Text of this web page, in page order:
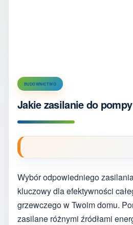
BUDOWNICTWO
Jakie zasilanie do
Wybór odpowiedniego
kluczowy dla efektywności
grzewczego w Twoim domu.
zasilane różnymi źródłami